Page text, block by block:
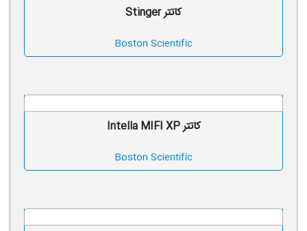
کاتتر Stinger
Boston Scientific
کاتتر Intella MIFI XP
Boston Scientific